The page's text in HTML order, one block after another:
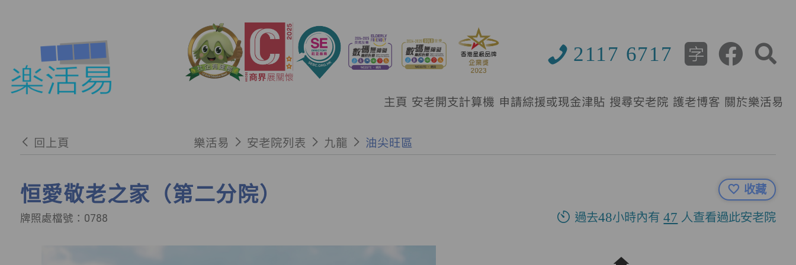
2117 6717
主頁 安老開支計算機 申請綜援或現金津貼 搜尋安老院 護老博客 關於樂活易
回上頁 樂活易 安老院列表 九龍 油尖旺區
恒愛敬老之家（第二分院）
牌照處檔號：0788
收藏
過去48小時內有47 人查看過此安老院